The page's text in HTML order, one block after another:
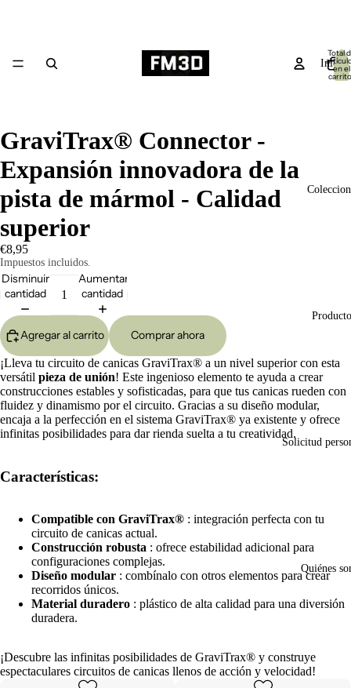
Inicio
Solicitud
Quiénes
Total
en el
0
Abrir
imagen
a
pantalla
GraviTrax® Connector -
Expansión innovadora de la
pista de mármol - Calidad
superior
€8,95
Impuestos incluidos.
Disminuir
cantidad
Aumentar
cantidad
Agregar al carrito Comprar ahora
¡Lleva tu circuito de canicas GraviTrax® a un nivel superior con esta
versátil pieza de unión! Este ingenioso elemento te ayuda a crear
construcciones estables y sofisticadas, para que tus canicas rueden con
fluidez y dinamismo por el circuito. Gracias a su diseño modular,
encaja a la perfección en el sistema GraviTrax® ya existente y ofrece
infinitas posibilidades para dar rienda suelta a tu creatividad.
Características:
Compatible con GraviTrax® : integración perfecta con tu
circuito de canicas actual.
Construcción robusta : ofrece estabilidad adicional para
configuraciones complejas.
Diseño modular : combínalo con otros elementos para crear
recorridos únicos.
Material duradero : plástico de alta calidad para una diversión
duradera.
¡Descubre las infinitas posibilidades de GraviTrax® y construye
espectaculares circuitos de canicas llenos de acción y velocidad!